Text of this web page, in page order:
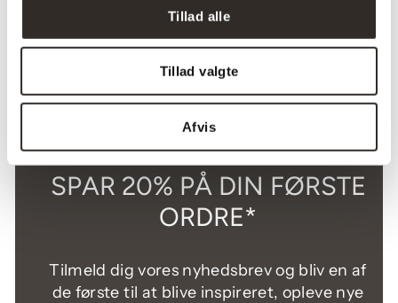
Tillad alle
Tillad valgte
Afvis
SPAR 20% PÅ DIN FØRSTE
ORDRE*
Tilmeld dig vores nyhedsbrev og bliv en af
de første til at blive inspireret, opleve nye